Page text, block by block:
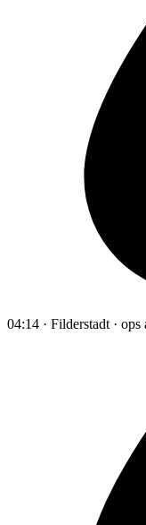
04:14 · Filderstadt · ops